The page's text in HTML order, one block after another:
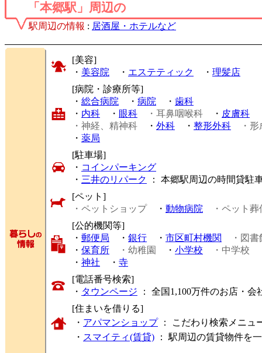
「本郷駅」周辺の
駅周辺の情報 : 居酒屋・ホテルなど
[美容]
・ 美容院 ・ エステティック ・ 理髪店
[病院・診療所等]
・ 総合病院 ・ 病院 ・ 歯科
・ 内科 ・ 眼科 ・耳鼻咽喉科 ・ 皮膚科
・神経、精神科 ・ 外科 ・ 整形外科
・
・ 薬局
[駐車場]
・ コインパーキング
・ 三井のリパーク
： 本郷駅周辺の時間貸駐
[ペット]
・ペットショップ・ 動物病院
・ペット葬
[公的機関等]
・ 郵便局 ・ 銀行 ・ 市区町村機関
・図書
・ 保育所 ・幼稚園 ・ 小学校 ・中学校
・ 神社 ・ 寺
[電話番号検索]
・ タウンページ ： 全国1,100万件のお店・
[住まいを借りる]
・ アパマンショップ： こだわり検索メニュ
・ スマイティ(賃貸) ： 駅周辺の賃貸物件を